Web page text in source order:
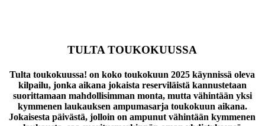
TULTA TOUKOKUUSSA
Tulta toukokuussa! on koko toukokuun 2025 käynnissä oleva
kilpailu, jonka aikana jokaista reserviläistä kannustetaan
suorittamaan mahdollisimman monta, mutta vähintään yksi
kymmenen laukauksen ampumasarja toukokuun aikana.
Jokaisesta päivästä, jolloin on ampunut vähintään kymmenen